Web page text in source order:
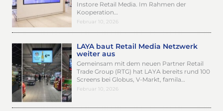
Instore Retail Media. Im Rahmen der
Kooperation…
Februar 10, 2026
LAYA baut Retail Media Netzwerk
weiter aus
Gemeinsam mit dem neuen Partner Retail
Trade Group (RTG) hat LAYA bereits rund 100
Screens bei Globus, V-Markt, famila…
Februar 10, 2026